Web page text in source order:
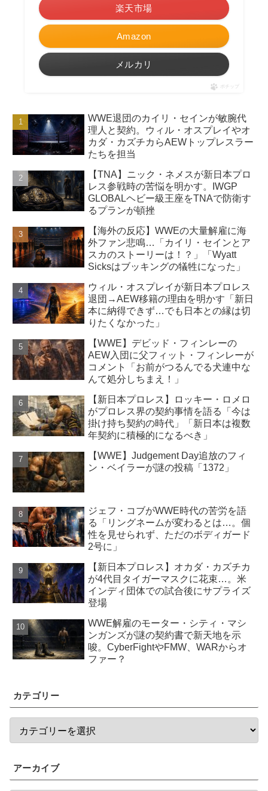
Amazon
楽天市場
メルカリ
ポチップ
WWE退団のカイリ・セインが敏腕代
理人と契約。ウィル・オスプレイやオ
カダ・カズチカらAEWトップレスラー
たちを担当
【TNA】ニック・ネメスが新日本プロ
レス参戦時の苦悩を明かす。IWGP
GLOBALヘビー級王座をTNAで防衛す
るプランが頓挫
【海外の反応】WWEの大量解雇に海
外ファン悲鳴…「カイリ・セインとア
スカのストーリーは！？」「Wyatt
Sicksはブッキングの犠牲になった」
ウィル・オスプレイが新日本プロレス
退団→AEW移籍の理由を明かす「新日
本に納得できず…でも日本との縁は切
りたくなかった」
【WWE】デビッド・フィンレーの
AEW入団に父フィット・フィンレーが
コメント「お前がつるんでる犬連中な
んて処分しちまえ！」
【新日本プロレス】ロッキー・ロメロ
がプロレス界の契約事情を語る「今は
掛け持ち契約の時代」「新日本は複数
年契約に積極的になるべき」
【WWE】Judgement Day追放のフィ
ン・ベイラーが謎の投稿「1372」
ジェフ・コブがWWE時代の苦労を語
る「リングネームが変わるとは…。個
性を見せられず、ただのボディガード
2号に」
【新日本プロレス】オカダ・カズチカ
が4代目タイガーマスクに花束…。米
インディ団体での試合後にサプライズ
登場
WWE解雇のモーター・シティ・マシ
ンガンズが謎の契約書で新天地を示
唆。CyberFightやFMW、WARからオ
ファー？
カテゴリー
アーカイブ